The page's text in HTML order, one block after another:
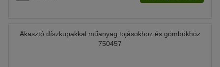
Akasztó díszkupakkal műanyag tojásokhoz és gömbökhöz
750457